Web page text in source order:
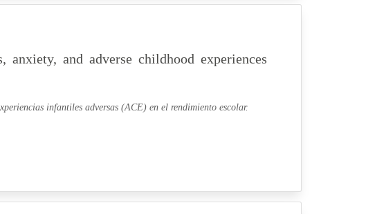
and adverse childhood experiences
infantiles adversas (ACE) en el rendimiento escolar.